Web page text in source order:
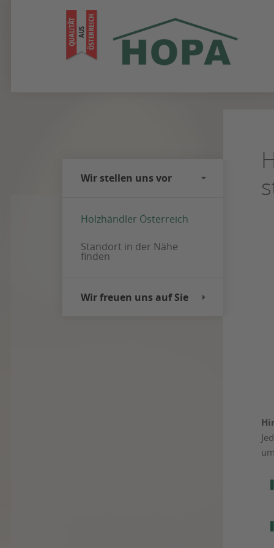
Wir stellen uns vor
Holzhändler Österreich
Standort in der Nähe
finden
Wir freuen uns auf Sie